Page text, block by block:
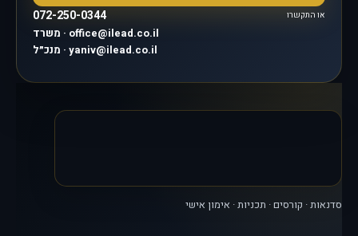
או התקשרו 072-250-0344
משרד · office@ilead.co.il
מנכ״ל · yaniv@ilead.co.il
סדנאות · קורסים · תכניות · אימון אישי